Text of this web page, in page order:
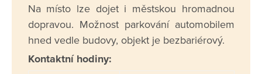
Na místo lze dojet i městskou hromadnou
dopravou. Možnost parkování automobilem
hned vedle budovy, objekt je bezbariérový.
Kontaktní hodiny: